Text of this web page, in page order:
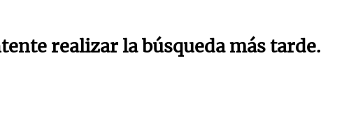
realizar la búsqueda más tarde.